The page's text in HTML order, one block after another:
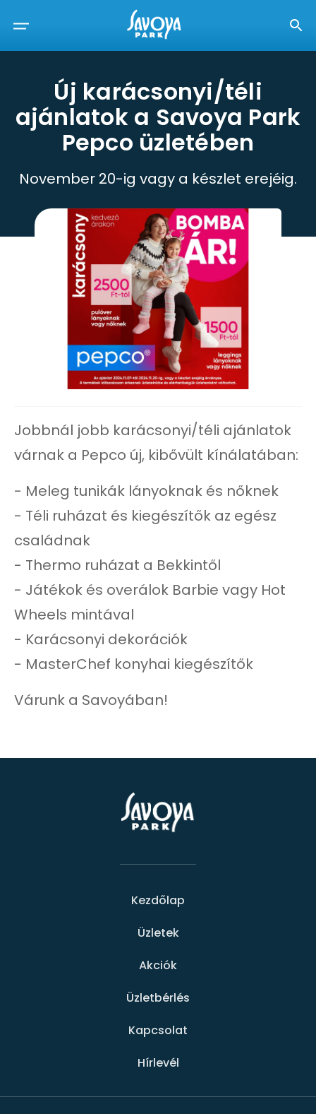
Új karácsonyi/téli
ajánlatok a Savoya Park
Pepco üzletében
November 20-ig vagy a készlet erejéig.
Jobbnál jobb karácsonyi/téli ajánlatok
várnak a Pepco új, kibővült kínálatában:
- Meleg tunikák lányoknak és nőknek
- Téli ruházat és kiegészítők az egész
családnak
- Thermo ruházat a Bekkintől
- Játékok és overálok Barbie vagy Hot
Wheels mintával
- Karácsonyi dekorációk
- MasterChef konyhai kiegészítők
Várunk a Savoyában!
Kezdőlap
Üzletek
Akciók
Üzletbérlés
Kapcsolat
Hírlevél